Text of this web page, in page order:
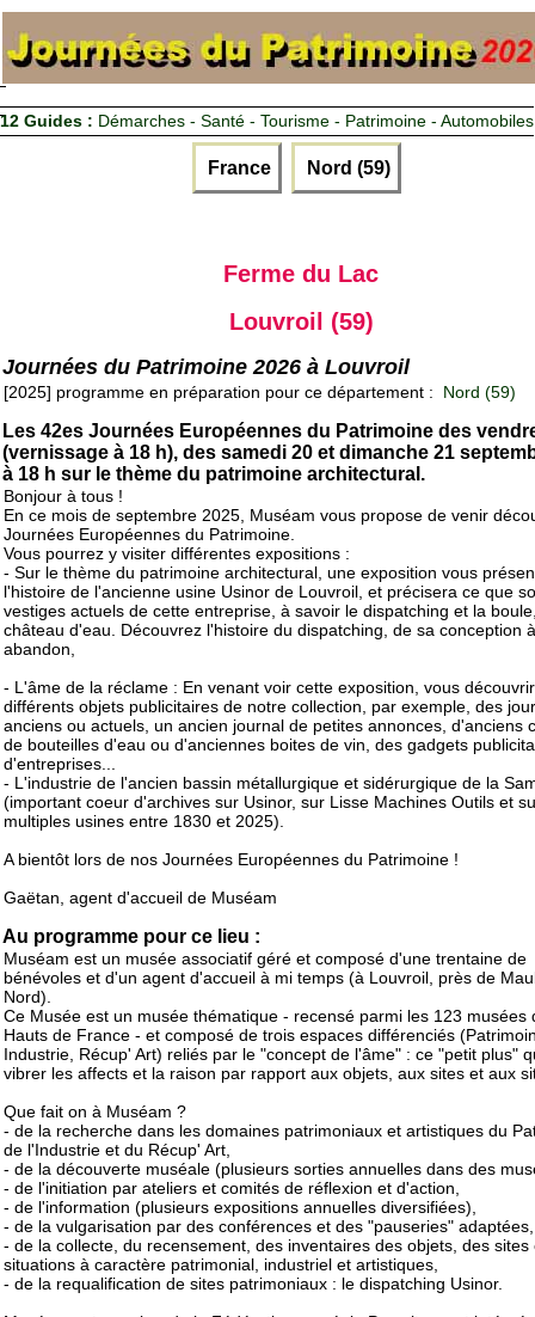
12 Guides : Démarches - Santé - Tourisme - Patrimoine - Automobiles
France Nord (59)
Ferme du Lac
Louvroil (59)
Journées du Patrimoine 2026 à Louvroil
[2025] programme en préparation pour ce département : Nord (59)
Les 42es Journées Européennes du Patrimoine des
(vernissage à 18 h), des samedi 20 et dimanche 21
à 18 h sur le thème du patrimoine architectural.
Bonjour à tous !
En ce mois de septembre 2025, Muséam vous propose de venir
Journées Européennes du Patrimoine.
Vous pourrez y visiter différentes expositions :
- Sur le thème du patrimoine architectural, une exposition vous
l'histoire de l'ancienne usine Usinor de Louvroil, et précisera ce que
vestiges actuels de cette entreprise, à savoir le dispatching et la
château d'eau. Découvrez l'histoire du dispatching, de sa conception
abandon,
- L'âme de la réclame : En venant voir cette exposition, vous
différents objets publicitaires de notre collection, par exemple, des
anciens ou actuels, un ancien journal de petites annonces, d'anciens
de bouteilles d'eau ou d'anciennes boites de vin, des gadgets
d'entreprises...
- L'industrie de l'ancien bassin métallurgique et sidérurgique de la
(important coeur d'archives sur Usinor, sur Lisse Machines Outils et
multiples usines entre 1830 et 2025).
A bientôt lors de nos Journées Européennes du Patrimoine !
Gaëtan, agent d'accueil de Muséam
Au programme pour ce lieu :
Muséam est un musée associatif géré et composé d'une trentaine de
bénévoles et d'un agent d'accueil à mi temps (à Louvroil, près de
Nord).
Ce Musée est un musée thématique - recensé parmi les 123 musées
Hauts de France - et composé de trois espaces différenciés
Industrie, Récup' Art) reliés par le "concept de l'âme" : ce "petit plus"
vibrer les affects et la raison par rapport aux objets, aux sites et aux
Que fait on à Muséam ?
- de la recherche dans les domaines patrimoniaux et artistiques du
de l'Industrie et du Récup' Art,
- de la découverte muséale (plusieurs sorties annuelles dans des
- de l'initiation par ateliers et comités de réflexion et d'action,
- de l'information (plusieurs expositions annuelles diversifiées),
- de la vulgarisation par des conférences et des "pauseries" adaptées,
- de la collecte, du recensement, des inventaires des objets, des sites
situations à caractère patrimonial, industriel et artistiques,
- de la requalification de sites patrimoniaux : le dispatching Usinor.